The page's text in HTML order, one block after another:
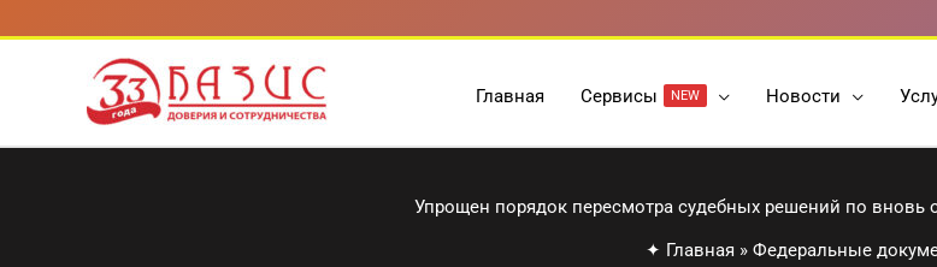
к
содержимому
Главная Cервисы NEW Новости
Упрощен порядок пересмотра судебных решений по вновь
✦ Главная » Федеральные